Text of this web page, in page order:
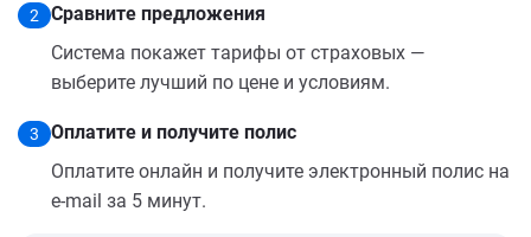
2
Сравните предложения
Система покажет тарифы от страховых —
выберите лучший по цене и условиям.
3
Оплатите и получите полис
Оплатите онлайн и получите электронный полис на
e-mail за 5 минут.